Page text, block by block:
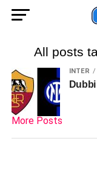
All posts
INTER
More Posts